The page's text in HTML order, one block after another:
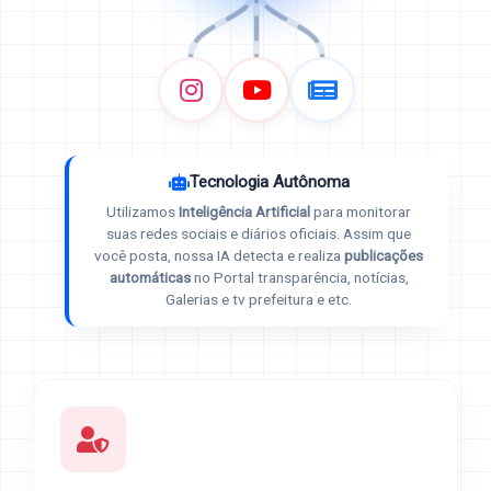
Tecnologia Autônoma
UtilizamosInteligência Artificialpara monitorar
suas redes sociais e diários oficiais. Assim que
você posta, nossa IA detecta e realiza publicações
automáticasno Portal transparência, notícias,
Galerias e tv prefeitura e etc.